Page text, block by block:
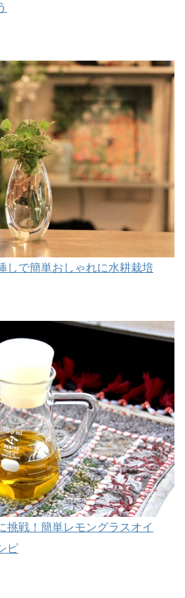
しで簡単おしゃれに水耕栽培
挑戦！簡単レモングラスオイ
ピ